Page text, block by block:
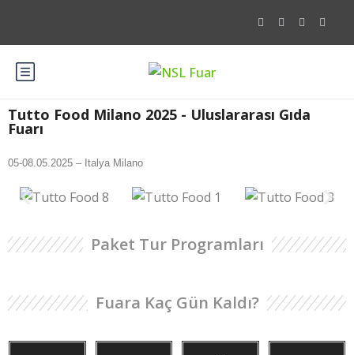
Tutto Food Milano 2025 - Uluslararası Gıda
Fuarı
05-08.05.2025 – Italya Milano
Paket Tur Programları
Fuara Kaç Gün Kaldı?